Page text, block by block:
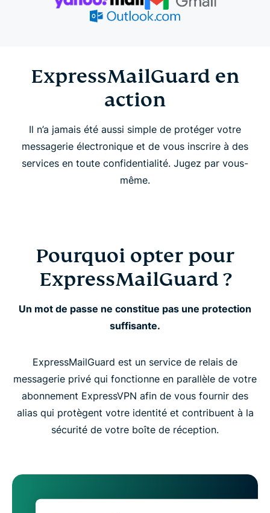
Caractéristiques d’ExpressMailGuard
ExpressMailGuard en
action
Il n’a jamais été aussi simple de protéger votre
messagerie électronique et de vous inscrire à des
services en toute confidentialité. Jugez par vous-
même.
Pourquoi opter pour
ExpressMailGuard ?
Un mot de passe ne constitue pas une protection
suffisante.
ExpressMailGuard est un service de relais de
messagerie privé qui fonctionne en parallèle de votre
abonnement ExpressVPN afin de vous fournir des
alias qui protègent votre identité et contribuent à la
sécurité de votre boîte de réception.